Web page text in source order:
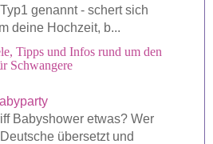
genannt - schert sich
deine Hochzeit, b...
Tipps und Infos rund um den
Schwangere
Babyshower etwas? Wer
übersetzt und